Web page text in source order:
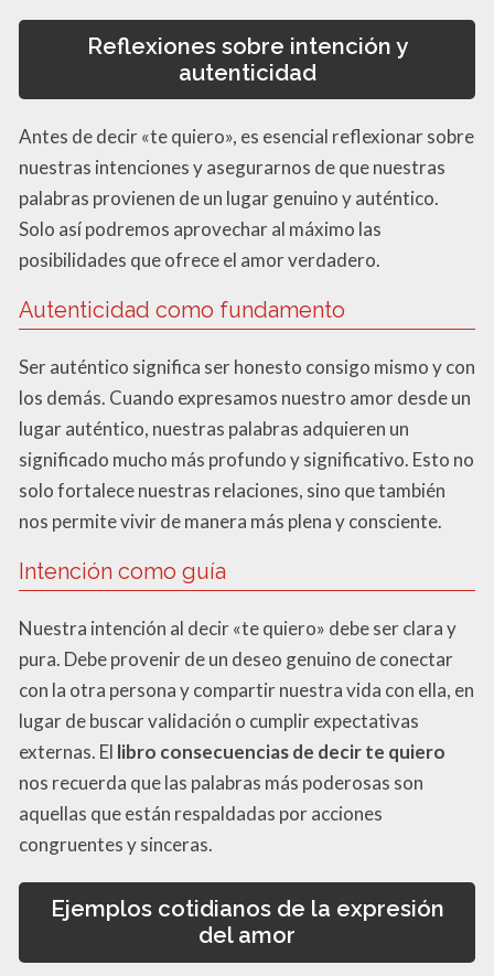
Reflexiones sobre intención y
autenticidad
Antes de decir «te quiero», es esencial reflexionar sobre
nuestras intenciones y asegurarnos de que nuestras
palabras provienen de un lugar genuino y auténtico.
Solo así podremos aprovechar al máximo las
posibilidades que ofrece el amor verdadero.
Autenticidad como fundamento
Ser auténtico significa ser honesto consigo mismo y con
los demás. Cuando expresamos nuestro amor desde un
lugar auténtico, nuestras palabras adquieren un
significado mucho más profundo y significativo. Esto no
solo fortalece nuestras relaciones, sino que también
nos permite vivir de manera más plena y consciente.
Intención como guía
Nuestra intención al decir «te quiero» debe ser clara y
pura. Debe provenir de un deseo genuino de conectar
con la otra persona y compartir nuestra vida con ella, en
lugar de buscar validación o cumplir expectativas
externas. El libro consecuencias de decir te quiero
nos recuerda que las palabras más poderosas son
aquellas que están respaldadas por acciones
congruentes y sinceras.
Ejemplos cotidianos de la expresión
del amor